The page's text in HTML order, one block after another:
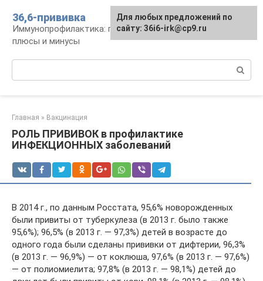
контенту
36,6-прививка
Иммунопрофилактика: график, препараты,
плюсы и минусы
Главная » Вакцинация
РОЛЬ ПРИВИВОК в профилактике
ИНФЕКЦИОННЫХ заболеваний
В 2014 г., по данным Росстата, 95,6% новорожденных
были привиты от туберкулеза (в 2013 г. было также
95,6%); 96,5% (в 2013 г. — 97,3%) детей в возрасте до
одного года были сделаны прививки от дифтерии, 96,3%
(в 2013 г. — 96,9%) — от коклюша, 97,6% (в 2013 г. — 97,6%)
— от полиомиелита; 97,8% (в 2013 г. — 98,1%) детей до
Для любых предложений по
сайту: 36i6-irk@cp9.ru